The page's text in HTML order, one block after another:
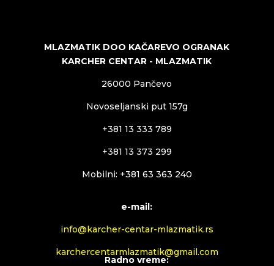
MLAZMATIK DOO KAČAREVO OGRANAK
KARCHER CENTAR - MLAZMATIK
26000 Pančevo
Novoseljanski put 157g
+381 13 333 789
+381 13 373 299
Mobilni: +381 63 363 240
e-mail:
info@karcher-centar-mlazmatik.rs
karchercentarmlazmatik@gmail.com
Radno vreme: